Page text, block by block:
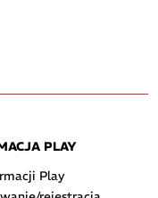
PLAY
Play